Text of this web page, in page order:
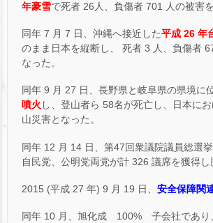
年豪雪で死者 26人、負傷者 701 人の被害を
同年 7 月 7 日、沖縄へ接近した平成 26 年
のまま日本を縦断し、 死者 3 人、負傷者
なった。
同年 9 月 27 日、長野県と岐阜県の県境に
噴火 し、登山者ら 58名が死亡し、日本に
山災害となった。
同年 12 月 14 日、第47回衆議院議員総選
自民党、公明党両党が計 326 議席を獲得し
2015 (平成 27 年) 9 月 19 日、 安全保障関
同年 10 月、旭化成 100% 子会社であり